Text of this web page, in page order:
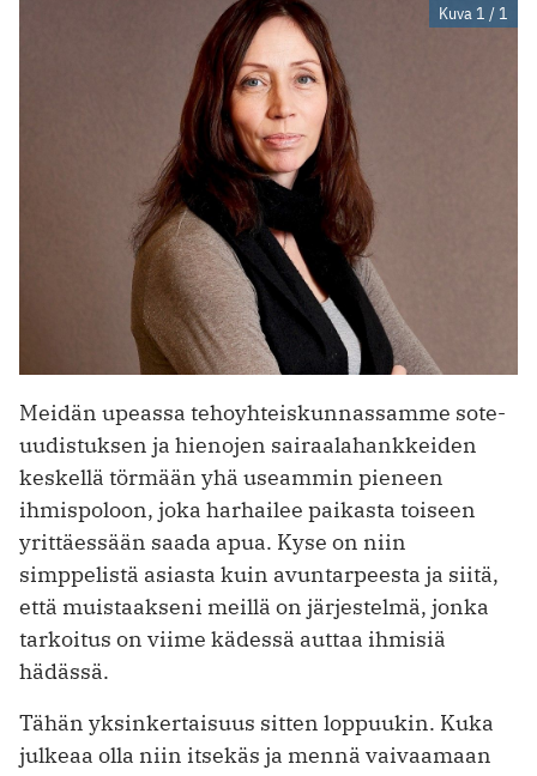
Kuva 1 / 1
Meidän upeassa tehoyhteiskunnassamme sote-
uudistuksen ja hienojen sairaalahankkeiden
keskellä törmään yhä useammin pieneen
ihmispoloon, joka harhailee paikasta toiseen
yrittäessään saada apua. Kyse on niin
simppelistä asiasta kuin avuntarpeesta ja siitä,
että muistaakseni meillä on järjestelmä, jonka
tarkoitus on viime kädessä auttaa ihmisiä
hädässä.
Tähän yksinkertaisuus sitten loppuukin. Kuka
julkeaa olla niin itsekäs ja mennä vaivaamaan